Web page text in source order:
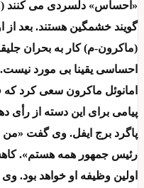
گویند خشمگین هستند. بعد از
(ماکرون-م) کار به بحران
احساسی یقینا بی مورد
امانوئل ماکرون سعی کرد که
پیامی برای این دسته از رأی
پاگرد برج ایفل. وی گفت «من
رئیس جمهور همه هستم».
اولین وظیفه او خواهد بود. وی